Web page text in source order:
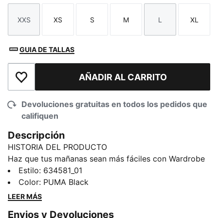
Talla
XXS
Talla
XS
Talla
S
Talla
M
Talla
L
Talla
XL
GUIA DE TALLAS
Añadir a la lista de deseosAÑADIR AL CARRITO
Devoluciones gratuitas en todos los pedidos que
califiquen
Descripción
HISTORIA DEL PRODUCTO
Haz que tus mañanas sean más fáciles con Wardrobe
Essentials. Estas son tus prendas imprescindibles para
los días ajetreados. Estas prendas versátiles, que
combinan un estilo retro con un toque
Estilo: 634581_01
Color: PUMA Black
LEER MÁS
Envios y Devoluciones